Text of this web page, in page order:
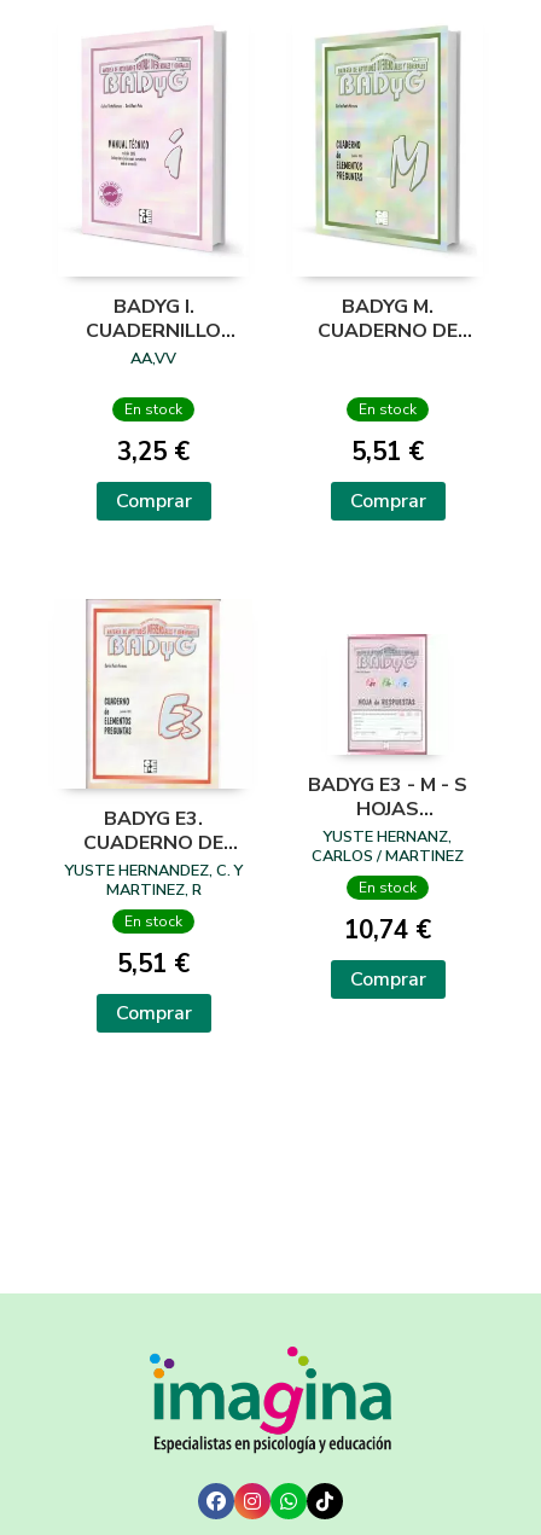
BADYG I.
CUADERNILLO
PREGUNTAS-
AÑOS
AA,VV
En stock
3,25 €
Comprar
BADYG M.
CUADERNO DE
En stock
5,51 €
Comprar
BADYG E3.
CUADERNO DE
PREGUNTAS
YUSTE HERNANDEZ, C. Y
MARTINEZ, R
En stock
5,51 €
Comprar
BADYG E3 - M - S
HOJAS
RESPUESTAS PAQ.
25
YUSTE HERNANZ,
CARLOS / MARTINEZ
ARIAS, ROSARIO
En stock
10,74 €
Comprar